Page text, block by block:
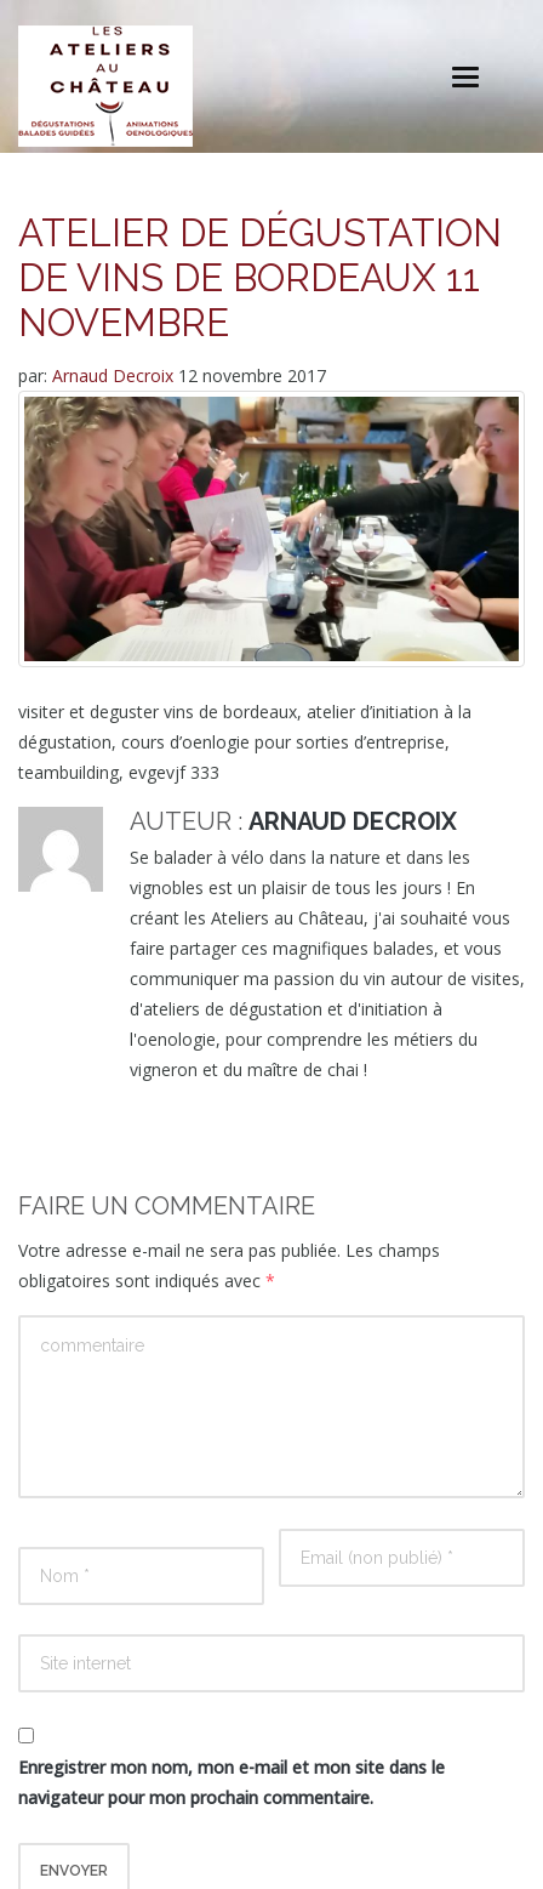
Toggle
ATELIER DE DÉGUSTATION
DE VINS DE BORDEAUX 11
NOVEMBRE
par: Arnaud Decroix 12 novembre 2017
visiter et deguster vins de bordeaux, atelier d’initiation à la
dégustation, cours d’oenlogie pour sorties d’entreprise,
teambuilding, evgevjf 333
AUTEUR : ARNAUD DECROIX
Se balader à vélo dans la nature et dans les
vignobles est un plaisir de tous les jours ! En
créant les Ateliers au Château, j'ai souhaité vous
faire partager ces magnifiques balades, et vous
communiquer ma passion du vin autour de visites,
d'ateliers de dégustation et d'initiation à
l'oenologie, pour comprendre les métiers du
vigneron et du maître de chai !
FAIRE UN COMMENTAIRE
Votre adresse e-mail ne sera pas publiée. Les champs
obligatoires sont indiqués avec *
Enregistrer mon nom, mon e-mail et mon site dans le
navigateur pour mon prochain commentaire.